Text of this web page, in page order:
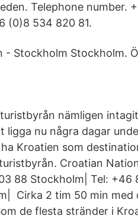
Telephone number.
(0)8 534 820 81.
Stockholm Stockholm.
nämligen
ligga nu några dagar
Kroatien som
Croatian
88 Stockholm| Tel:
Cirka 2 tim 50 min
de flesta stränder i